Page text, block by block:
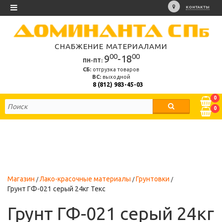
КОНТАКТЫ
СНАБЖЕНИЕ МАТЕРИАЛАМИ
ПН-ПТ: 900-1800
СБ: отгрузка товаров
ВС:выходной
8 (812) 983-45-03
0
0
Магазин Лако-красочные материалы
Грунтовки
Грунт ГФ-021 серый 24кг Текс
Грунт ГФ-021 серый 24кг